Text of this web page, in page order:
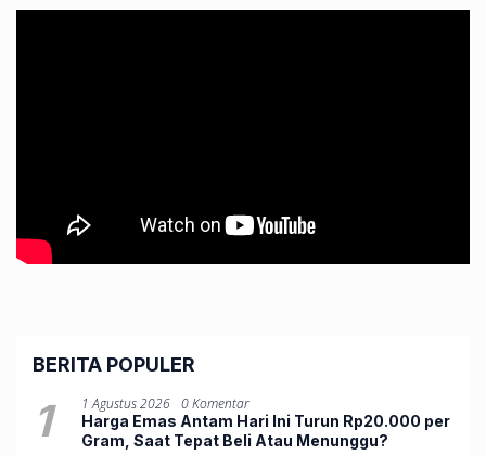
BERITA POPULER
1 1 Agustus 2026 0 Komentar
Harga Emas Antam Hari Ini Turun Rp20.000 per
Gram, Saat Tepat Beli Atau Menunggu?